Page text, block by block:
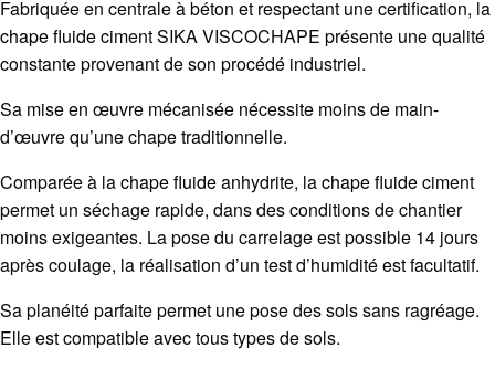
Fabriquée en centrale à béton et respectant une certification, la
chape fluideciment SIKA VISCOCHAPE présente une qualité
constante provenant de son procédé industriel.
Sa mise en œuvre mécanisée nécessite moins de main-
d’œuvre qu’une chape traditionnelle.
Comparée à lachape fluideanhydrite, lachape fluideciment
permet un séchage rapide, dans des conditions de chantier
moins exigeantes. La pose du carrelage est possible 14 jours
après coulage, la réalisation d’un test d’humidité est facultatif.
Sa planéité parfaite permet une pose des sols sans ragréage.
Elle est compatible avec tous types de sols.